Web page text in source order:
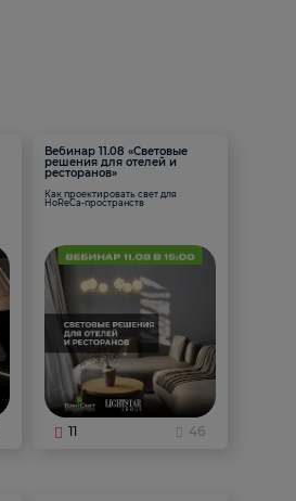
Вебинар 11.08 «Световые
решения для отелей и
ресторанов»
Как проектировать свет для
HoReCa-пространств
11 46